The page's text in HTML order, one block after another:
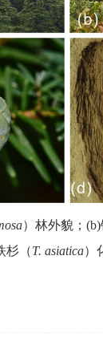
）林外貌； (b)
杉（T. asiatica）